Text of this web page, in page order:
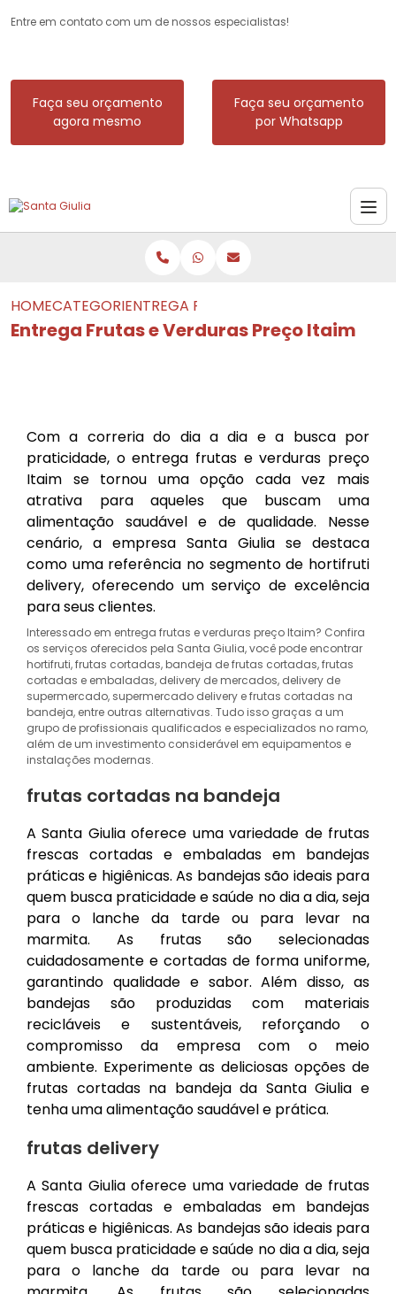
Entre em contato com um de nossos especialistas!
Faça seu orçamento
agora mesmo
Faça seu orçamento
por Whatsapp
HOMECATEGORIASENTREGA FRUTAS E VERDURAS PREÇO
Entrega Frutas e Verduras Preço Itaim
Com a correria do dia a dia e a busca por
praticidade, o entrega frutas e verduras preço
Itaim se tornou uma opção cada vez mais
atrativa para aqueles que buscam uma
alimentação saudável e de qualidade. Nesse
cenário, a empresa Santa Giulia se destaca
como uma referência no segmento de hortifruti
delivery, oferecendo um serviço de excelência
para seus clientes.
Interessado em entrega frutas e verduras preço Itaim? Confira
os serviços oferecidos pela Santa Giulia, você pode encontrar
hortifruti, frutas cortadas, bandeja de frutas cortadas, frutas
cortadas e embaladas, delivery de mercados, delivery de
supermercado, supermercado delivery e frutas cortadas na
bandeja, entre outras alternativas. Tudo isso graças a um
grupo de profissionais qualificados e especializados no ramo,
além de um investimento considerável em equipamentos e
instalações modernas.
frutas cortadas na bandeja
A Santa Giulia oferece uma variedade de frutas
frescas cortadas e embaladas em bandejas
práticas e higiênicas. As bandejas são ideais para
quem busca praticidade e saúde no dia a dia, seja
para o lanche da tarde ou para levar na
marmita. As frutas são selecionadas
cuidadosamente e cortadas de forma uniforme,
garantindo qualidade e sabor. Além disso, as
bandejas são produzidas com materiais
recicláveis e sustentáveis, reforçando o
compromisso da empresa com o meio
ambiente. Experimente as deliciosas opções de
frutas cortadas na bandeja da Santa Giulia e
tenha uma alimentação saudável e prática.
frutas delivery
A Santa Giulia oferece uma variedade de frutas
frescas cortadas e embaladas em bandejas
práticas e higiênicas. As bandejas são ideais para
quem busca praticidade e saúde no dia a dia, seja
para o lanche da tarde ou para levar na